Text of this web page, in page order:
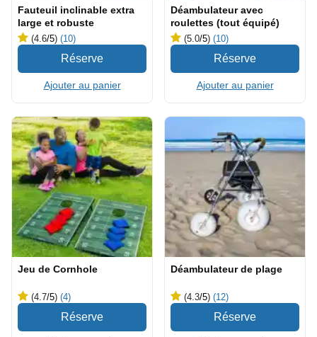
Fauteuil inclinable extra
large et robuste
(4.6/5) (10)
Ajouter au panier
Déambulateur avec
roulettes (tout équipé)
(5.0/5) (10)
Ajouter au panier
Jeu de Cornhole
(4.7/5) (4)
Déambulateur de plage
(4.3/5) (12)